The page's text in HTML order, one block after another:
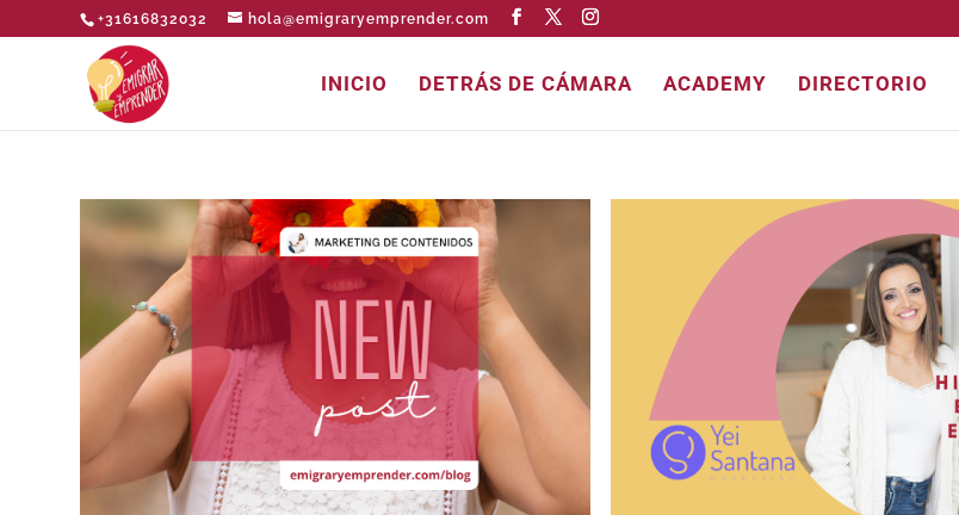
+31616832032 hola@emigraryemprender.com
INICIO DETRÁS DE CÁMARA ACADEMY DIRECTORIO